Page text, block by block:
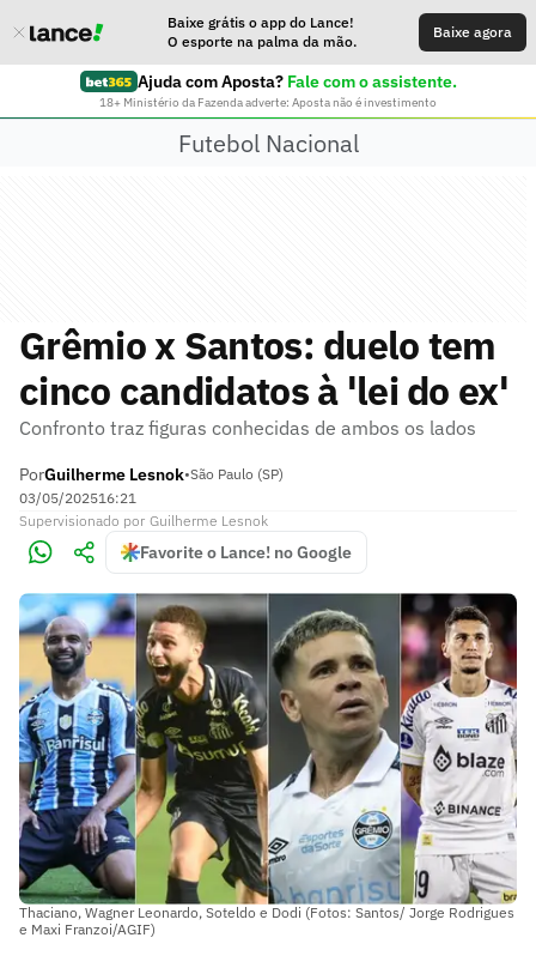
Baixe grátis o app do Lance!
O esporte na palma da mão.
Baixe agora
Ajuda com Aposta? Fale com o assistente.
18+ Ministério da Fazenda adverte: Aposta não é investimento
Futebol Nacional
Grêmio x Santos: duelo tem
cinco candidatos à 'lei do ex'
Confronto traz figuras conhecidas de ambos os lados
PorGuilherme Lesnok•São Paulo (SP)
03/05/202516:21
Supervisionado por Guilherme Lesnok
Favorite o Lance! no Google
Thaciano, Wagner Leonardo, Soteldo e Dodi (Fotos: Santos/ Jorge Rodrigues
e Maxi Franzoi/AGIF)